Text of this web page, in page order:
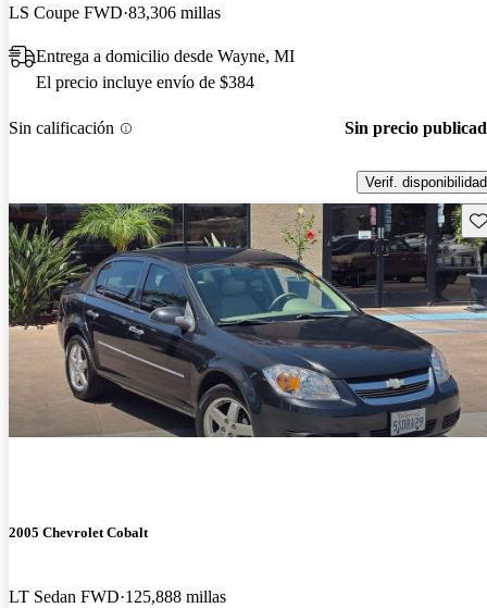
LS Coupe FWD 83,306 millas
Entrega a domicilio desde Wayne, MI
El precio incluye envío de $384
Sin calificación Sin precio
Verif. disponibilidad
2005 Chevrolet Cobalt
LT Sedan FWD 125,888 millas